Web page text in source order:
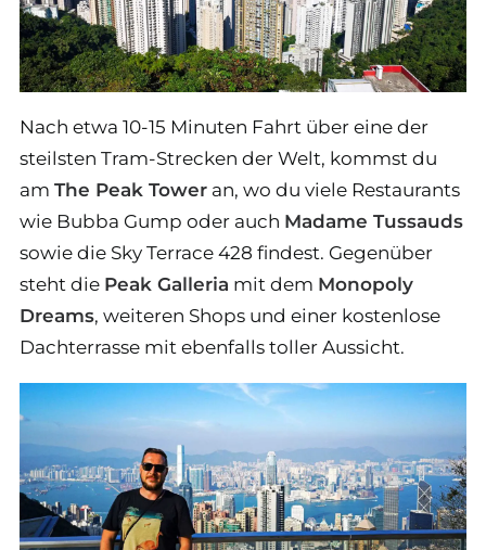
Nach etwa 10-15 Minuten Fahrt über eine der
steilsten Tram-Strecken der Welt, kommst du
am The Peak Tower an, wo du viele Restaurants
wie Bubba Gump oder auch Madame Tussauds
sowie die Sky Terrace 428 findest. Gegenüber
steht die Peak Galleria mit dem Monopoly
Dreams, weiteren Shops und einer kostenlose
Dachterrasse mit ebenfalls toller Aussicht.